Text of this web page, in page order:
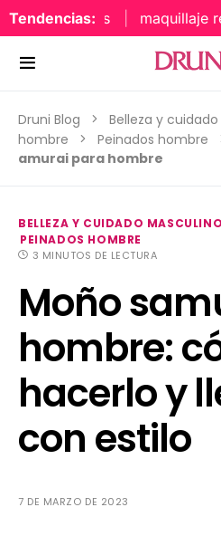
Tendencias: maquillaje
Druni Blog Belleza y
hombre
Peinados hombre
amurai para hombre
BELLEZA Y CUIDADO MASCULINO
PEINADOS HOMBRE
3 MINUTOS DE LECTURA
Moño
hombre:
hacerlo y
con estilo
7 DE MARZO DE 2023